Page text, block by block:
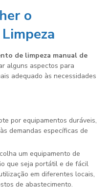
o
de limpeza manual de
alguns aspectos para
adequado às necessidades
demandas específicas de
que seja portátil e de fácil
em diferentes locais,
de abastecimento.